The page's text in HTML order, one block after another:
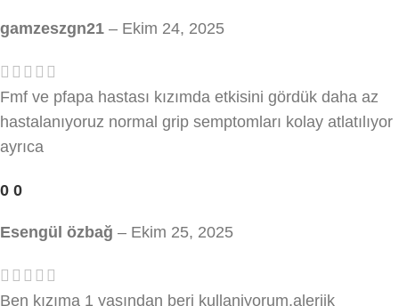
gamzeszgn21 – Ekim 24, 2025
Fmf ve pfapa hastası kızımda etkisini gördük daha az
hastalanıyoruz normal grip semptomları kolay atlatılıyor
ayrıca
0 0
Esengül özbağ – Ekim 25, 2025
Ben kızıma 1 yaşından beri kullaniyorum,alerjik